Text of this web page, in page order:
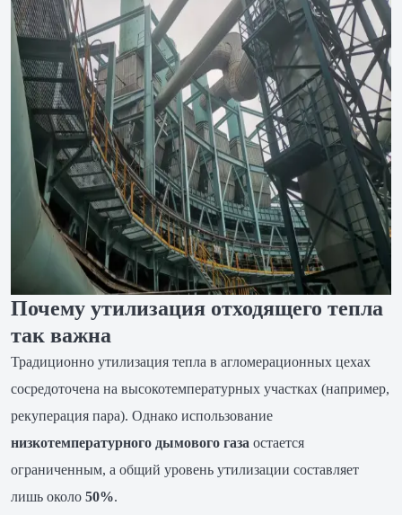
Почему утилизация отходящего тепла
так важна
Традиционно утилизация тепла в агломерационных цехах
сосредоточена на высокотемпературных участках (например,
рекуперация пара). Однако использование
низкотемпературного дымового газа остается
ограниченным, а общий уровень утилизации составляет
лишь около 50%.